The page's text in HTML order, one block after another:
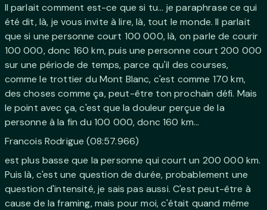
Il parlait comment est-ce que si tu... je paraphrase ce qui
été dit, là, je vous invite à lire, là, tout le monde. Il parlait
que si une personne court 100 000, là, on parle de courir
100 000, donc 160 km, puis une personne court 200 000
sur une période de temps, parce qu'il des courses,
comme le trottier du Mont Blanc, c'est comme 170 km,
des choses comme ça, peut-être ton prochain défi. Mais
le point avec ça, c'est que la douleur perçue de la
personne à la fin du 100 000, donc 160 km...
Francois Rodrigue (08:57.966)
est plus basse que la personne qui court un 200 000 km.
Puis là, c'est une question de durée, probablement une
question d'intensité, je sais pas aussi. C'est peut-être à
cause de la framing, mais pour moi, c'était quand même